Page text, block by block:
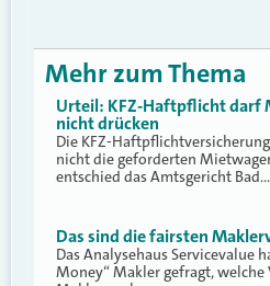
Mehr zum Thema
Urteil: KFZ-Haftpflicht darf
nicht drücken
Die KFZ-
nicht die geforderten
entschied das Amtsgericht Bad…
Das sind die fairsten
Das Analysehaus Servicevalue
Money“ Makler gefragt, welche